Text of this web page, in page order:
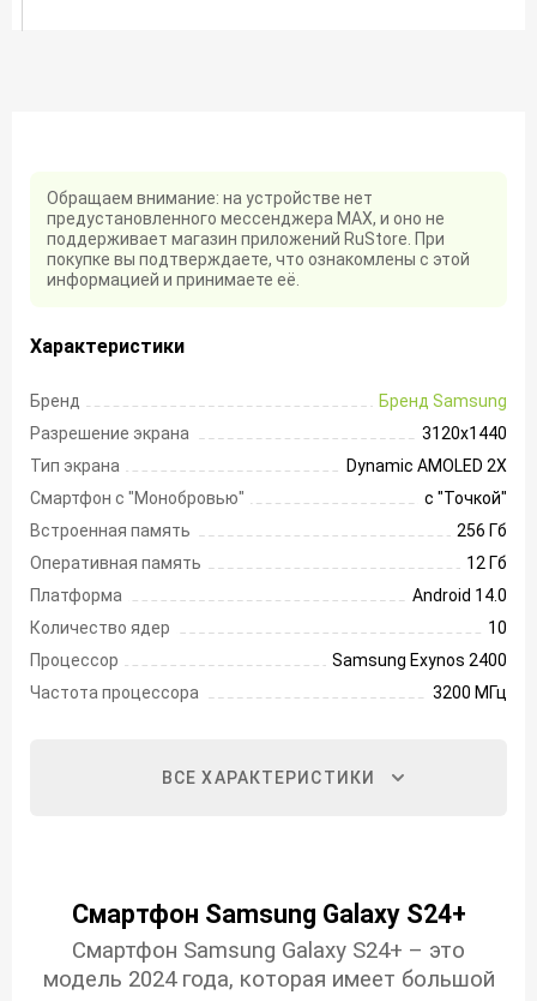
Обращаем внимание: на устройстве нет
предустановленного мессенджера MAX, и оно не
поддерживает магазин приложений RuStore. При
покупке вы подтверждаете, что ознакомлены с этой
информацией и принимаете её.
Характеристики
Бренд
Бренд Samsung
Разрешение экрана
3120х1440
Тип экрана
Dynamic AMOLED 2X
Смартфон с "Монобровью"
с "Точкой"
Встроенная память
256 Гб
Оперативная память
12 Гб
Платформа
Android 14.0
Количество ядер
10
Процессор
Samsung Exynos 2400
Частота процессора
3200 МГц
ВСЕ ХАРАКТЕРИСТИКИ
Смартфон Samsung Galaxy S24+
Смартфон Samsung Galaxy S24+ – это
модель 2024 года, которая имеет большой